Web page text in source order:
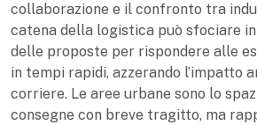
collaborazione e il confronto tra
catena della logistica può sfociare
delle proposte per rispondere alle
in tempi rapidi, azzerando l’impatto
corriere. Le aree urbane sono lo
consegne con breve tragitto, ma